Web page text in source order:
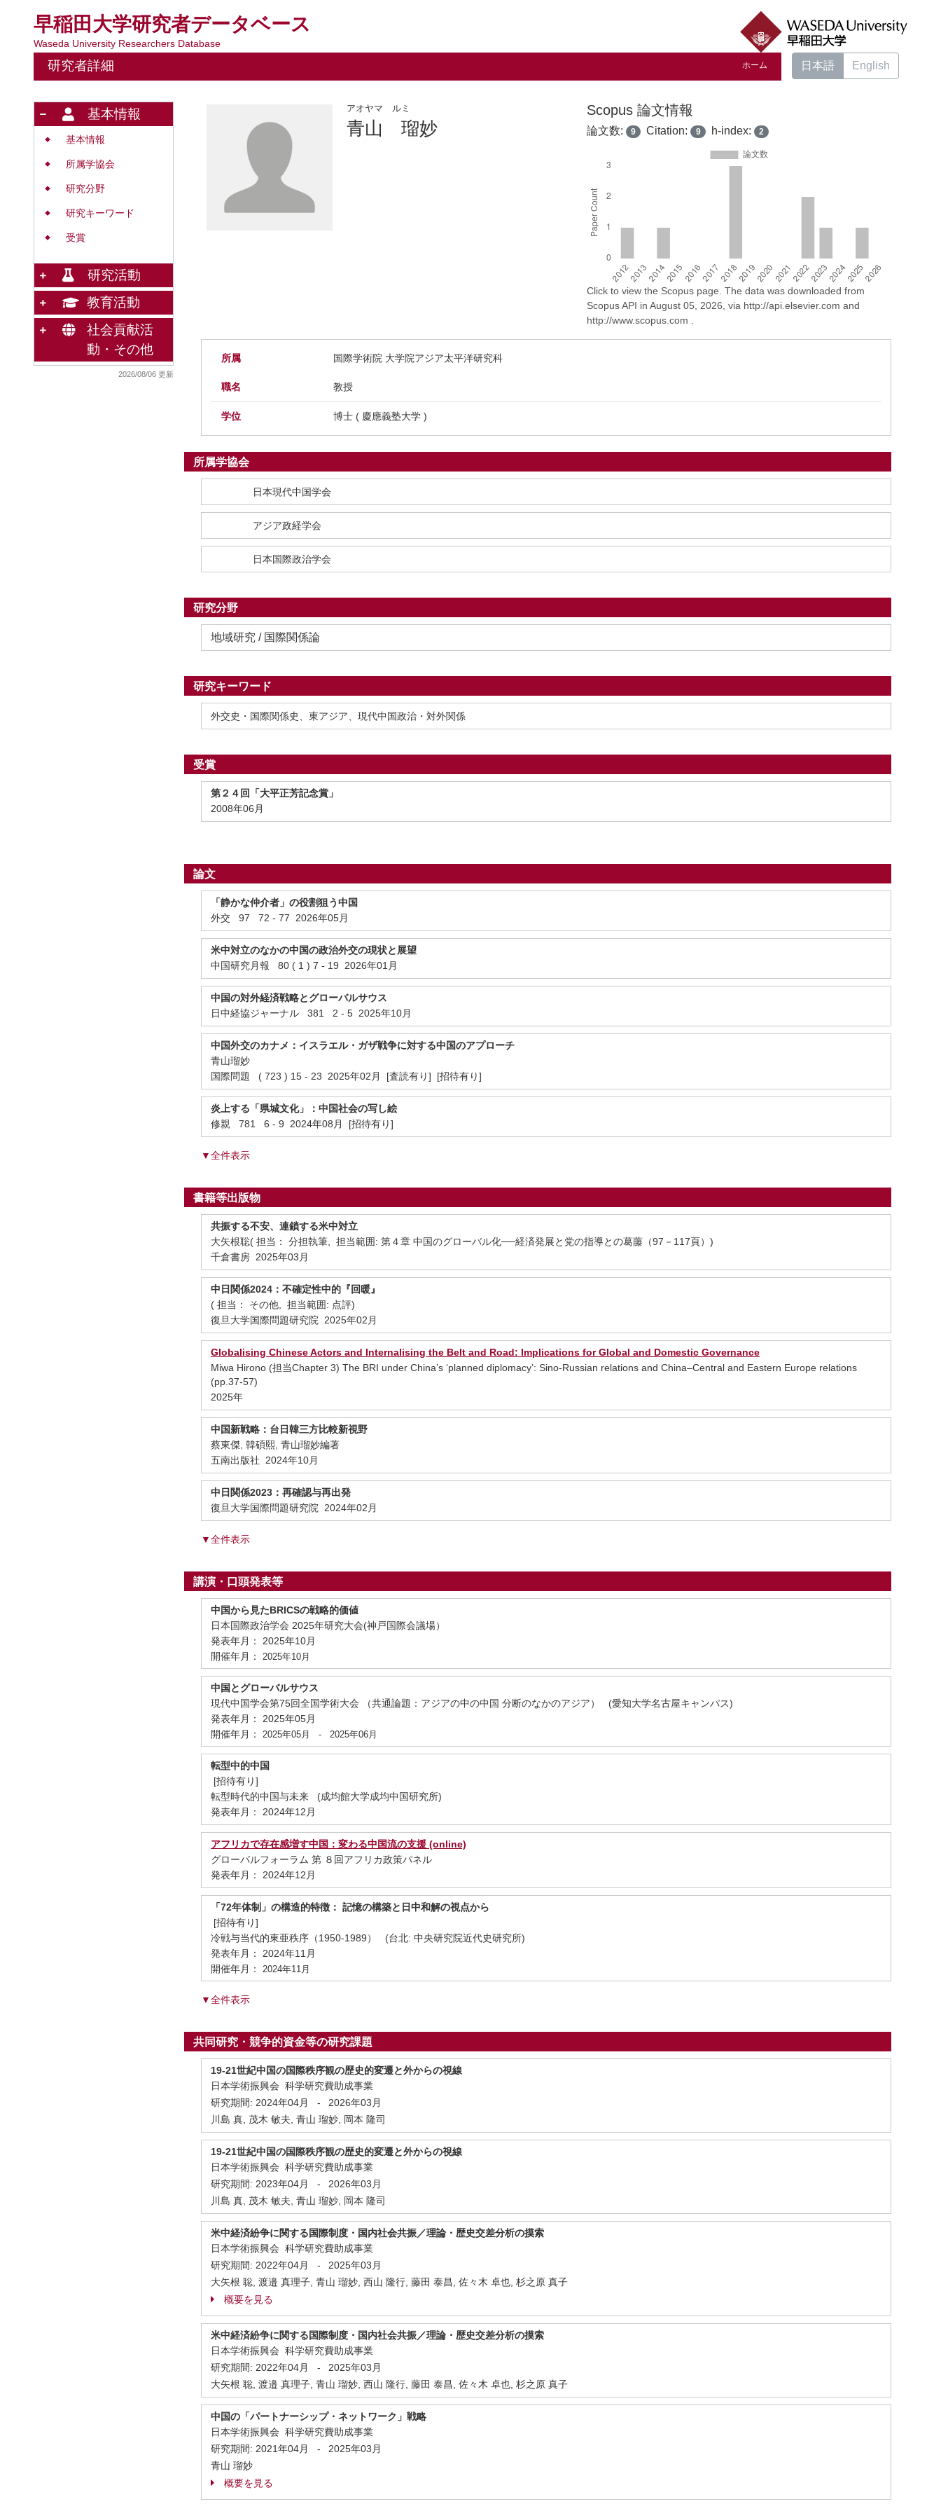
早稲田大学研究者データベース
Waseda University Researchers Database
研究者詳細 ホーム 日本語 English
基本情報
◆ 基本情報
◆ 所属学協会
◆ 研究分野
◆ 研究キーワード
◆ 受賞
研究活動
教育活動
社会貢献活
動・その他
2026/08/06 更新
アオヤマ ルミ
青山 瑠妙
Scopus 論文情報
論文数: 9 Citation: 9 h-index: 2
Click to view the Scopus page. The data was downloaded from
Scopus API in August 05, 2026, via http://api.elsevier.com and
http://www.scopus.com .
所属 国際学術院 大学院アジア太平洋研究科
職名 教授
学位 博士 ( 慶應義塾大学 )
所属学協会
日本現代中国学会
アジア政経学会
日本国際政治学会
研究分野
地域研究 / 国際関係論
研究キーワード
外交史・国際関係史、東アジア、現代中国政治・対外関係
受賞
第２４回「大平正芳記念賞」
2008年06月
論文
「静かな仲介者」の役割狙う中国
外交 97 72 - 77 2026年05月
米中対立のなかの中国の政治外交の現状と展望
中国研究月報 80 ( 1 ) 7 - 19 2026年01月
中国の対外経済戦略とグローバルサウス
日中経協ジャーナル 381 2 - 5 2025年10月
中国外交のカナメ：イスラエル・ガザ戦争に対する中国のアプローチ
青山瑠妙
国際問題 ( 723 ) 15 - 23 2025年02月 [査読有り] [招待有り]
炎上する「県城文化」：中国社会の写し絵
修親 781 6 - 9 2024年08月 [招待有り]
▼全件表示
書籍等出版物
共振する不安、連鎖する米中対立
大矢根聡( 担当： 分担執筆, 担当範囲: 第４章 中国のグローバル化──経済発展と党の指導との葛藤（97－117頁）)
千倉書房 2025年03月
中日関係2024：不確定性中的『回暖』
( 担当： その他, 担当範囲: 点評)
復旦大学国際問題研究院 2025年02月
Globalising Chinese Actors and Internalising the Belt and Road: Implications for Global and Domestic Governance
Miwa Hirono (担当Chapter 3) The BRI under China’s ‘planned diplomacy’: Sino-Russian relations and China–Central and Eastern Europe relations
(pp.37-57)
2025年
中国新戦略：台日韓三方比較新視野
蔡東傑, 韓碩熙, 青山瑠妙編著
五南出版社 2024年10月
中日関係2023：再確認与再出発
復旦大学国際問題研究院 2024年02月
▼全件表示
講演・口頭発表等
中国から見たBRICSの戦略的価値
日本国際政治学会 2025年研究大会(神戸国際会議場）
発表年月： 2025年10月
開催年月： 2025年10月
中国とグローバルサウス
現代中国学会第75回全国学術大会 （共通論題：アジアの中の中国 分断のなかのアジア） (愛知大学名古屋キャンパス)
発表年月： 2025年05月
開催年月： 2025年05月 - 2025年06月
転型中的中国
[招待有り]
転型時代的中国与未来 (成均館大学成均中国研究所)
発表年月： 2024年12月
アフリカで存在感増す中国：変わる中国流の支援 (online)
グローバルフォーラム 第 ８回アフリカ政策パネル
発表年月： 2024年12月
「72年体制」の構造的特徴： 記憶の構築と日中和解の視点から
[招待有り]
冷戦与当代的東亜秩序（1950-1989） (台北: 中央研究院近代史研究所)
発表年月： 2024年11月
開催年月： 2024年11月
▼全件表示
共同研究・競争的資金等の研究課題
19-21世紀中国の国際秩序観の歴史的変遷と外からの視線
日本学術振興会 科学研究費助成事業
研究期間: 2024年04月 -
2026年03月
川島 真, 茂木 敏夫, 青山 瑠妙, 岡本 隆司
19-21世紀中国の国際秩序観の歴史的変遷と外からの視線
日本学術振興会 科学研究費助成事業
研究期間: 2023年04月 -
2026年03月
川島 真, 茂木 敏夫, 青山 瑠妙, 岡本 隆司
米中経済紛争に関する国際制度・国内社会共振／理論・歴史交差分析の摸索
日本学術振興会 科学研究費助成事業
研究期間: 2022年04月 -
2025年03月
大矢根 聡, 渡邉 真理子, 青山 瑠妙, 西山 隆行, 藤田 泰昌, 佐々木 卓也, 杉之原 真子
概要を見る
米中経済紛争に関する国際制度・国内社会共振／理論・歴史交差分析の摸索
日本学術振興会 科学研究費助成事業
研究期間: 2022年04月 -
2025年03月
大矢根 聡, 渡邉 真理子, 青山 瑠妙, 西山 隆行, 藤田 泰昌, 佐々木 卓也, 杉之原 真子
中国の「パートナーシップ・ネットワーク」戦略
日本学術振興会 科学研究費助成事業
研究期間: 2021年04月 -
2025年03月
青山 瑠妙
概要を見る